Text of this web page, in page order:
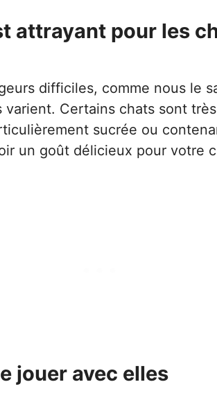
attrayant pour les
difficiles, comme nous le
varient. Certains chats sont
sucrée ou
un goût délicieux pour votre
jouer avec elles